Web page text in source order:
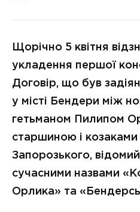
Щорічно 5 квітня
укладення першої
Договір, що був
у місті Бендери між
гетьманом Пилипом
старшиною і козаками
Запорозького,
сучасними назвами
Орлика» та